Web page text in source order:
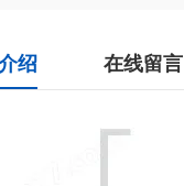
绍 在线留言